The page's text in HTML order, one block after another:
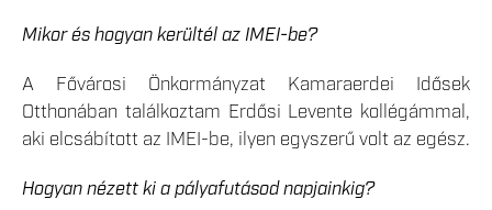
Mikor és hogyan kerültél az IMEI-be?
A Fővárosi Önkormányzat Kamaraerdei Idősek
Otthonában találkoztam Erdősi Levente kollégámmal,
aki elcsábított az IMEI-be, ilyen egyszerű volt az egész.
Hogyan nézett ki a pályafutásod napjainkig?